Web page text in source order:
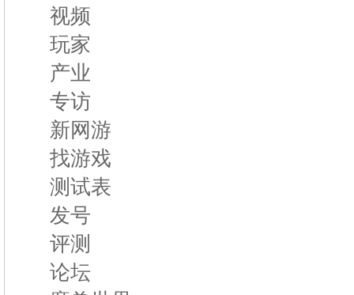
视频
玩家
产业
专访
新网游
找游戏
测试表
发号
评测
论坛